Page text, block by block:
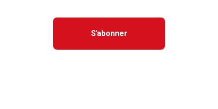
S'abonner